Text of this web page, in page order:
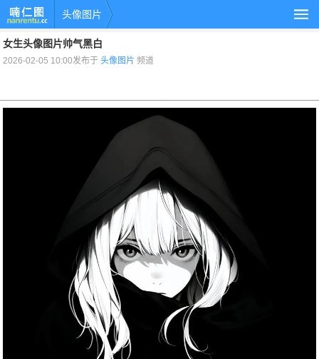
头像图片
女生头像图片帅气黑白
2026-02-05 10:00发布于头像图片 频道